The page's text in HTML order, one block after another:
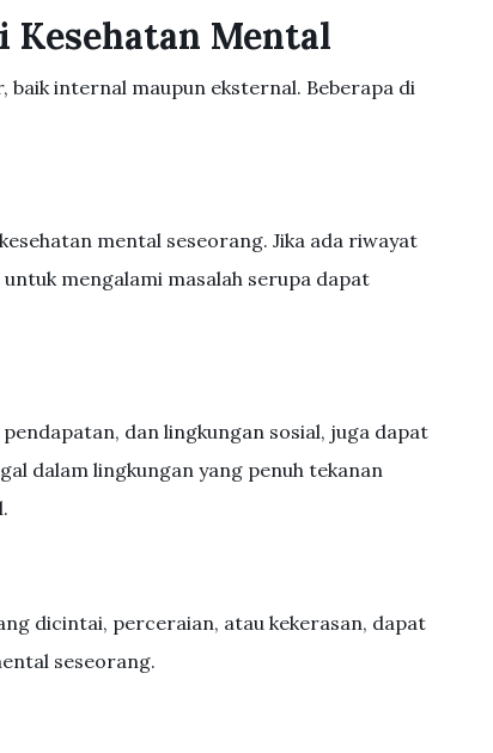
Kesehatan Mental
internal maupun eksternal. Beberapa di
mental seseorang. Jika ada riwayat
mengalami masalah serupa dapat
dan lingkungan sosial, juga dapat
dalam lingkungan yang penuh tekanan
dicintai, perceraian, atau kekerasan, dapat
seseorang.